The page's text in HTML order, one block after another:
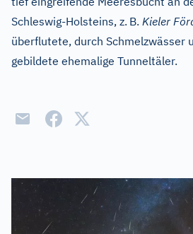
Schleswig-Holsteins, z. B. Kieler
überflutete, durch Schmelzwässer
gebildete ehemalige Tunneltäler.